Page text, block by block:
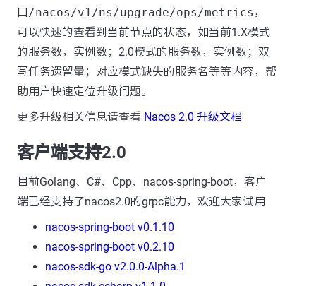
口/nacos/v1/ns/upgrade/ops/metrics ，
可以快速的查看到当前节点的状态，如当前1.X模式
的服务数，实例数；2.0模式的服务数，实例数；双
写任务遗留量；对应模式缺失的服务名等等内容，帮
助用户快速定位升级问题。
更多升级相关信息请查看 Nacos 2.0 升级文档
客户端支持2.0
目前Golang、C#、Cpp、nacos-spring-boot，客户
端已经支持了nacos2.0的grpc能力，欢迎大家试用 ​
nacos-spring-boot v0.1.10
nacos-spring-boot v0.2.10
nacos-sdk-go v2.0.0-Alpha.1